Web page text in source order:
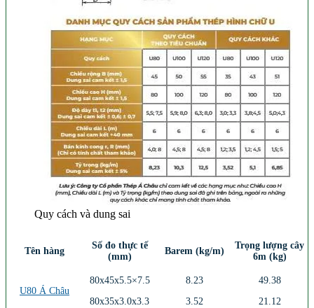
Quy cách và dung sai
Tên hàng
Số đo thực tế
(mm)
Barem (kg/m)
Trọng lượng cây
6m (kg)
U80 Á Châu
80x45x5.5×7.5 8.23
49.38
80x35x3.0x3.3
3.52 21.12